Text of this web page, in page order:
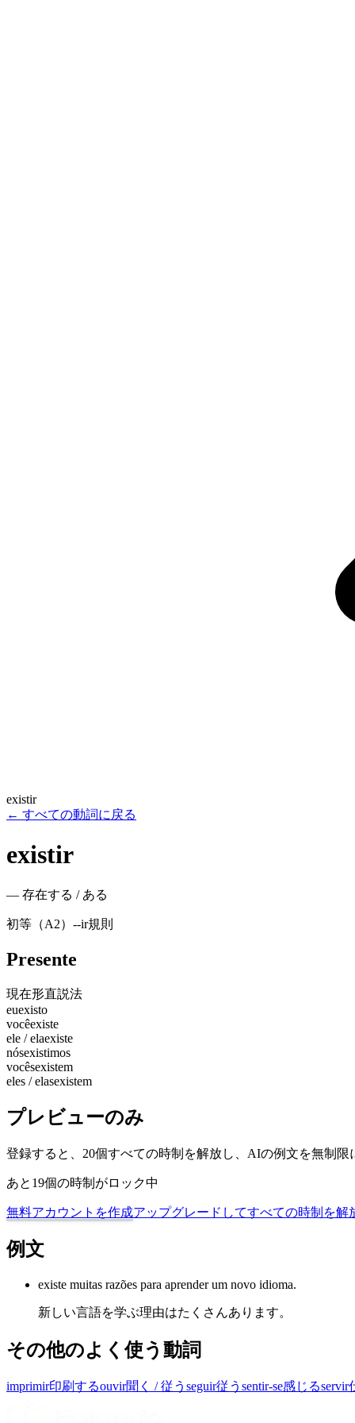
existir
← すべての動詞に戻る
existir
— 存在する / ある
初等（A2） --ir規則
Presente
現在形直説法
euexisto
vocêexiste
ele / elaexiste
nósexistimos
vocêsexistem
eles / elasexistem
プレビューのみ
登録すると、20個すべての時制を解放し、AIの例文を無制
あと19個の時制がロック中
無料アカウントを作成アップグレードしてすべての時制を解
例文
existe muitas razões para aprender um novo idioma.
新しい言語を学ぶ理由はたくさんあります。
その他のよく使う動詞
imprimir印刷するouvir聞く / 従う seguir従う sentir-se感じるservir